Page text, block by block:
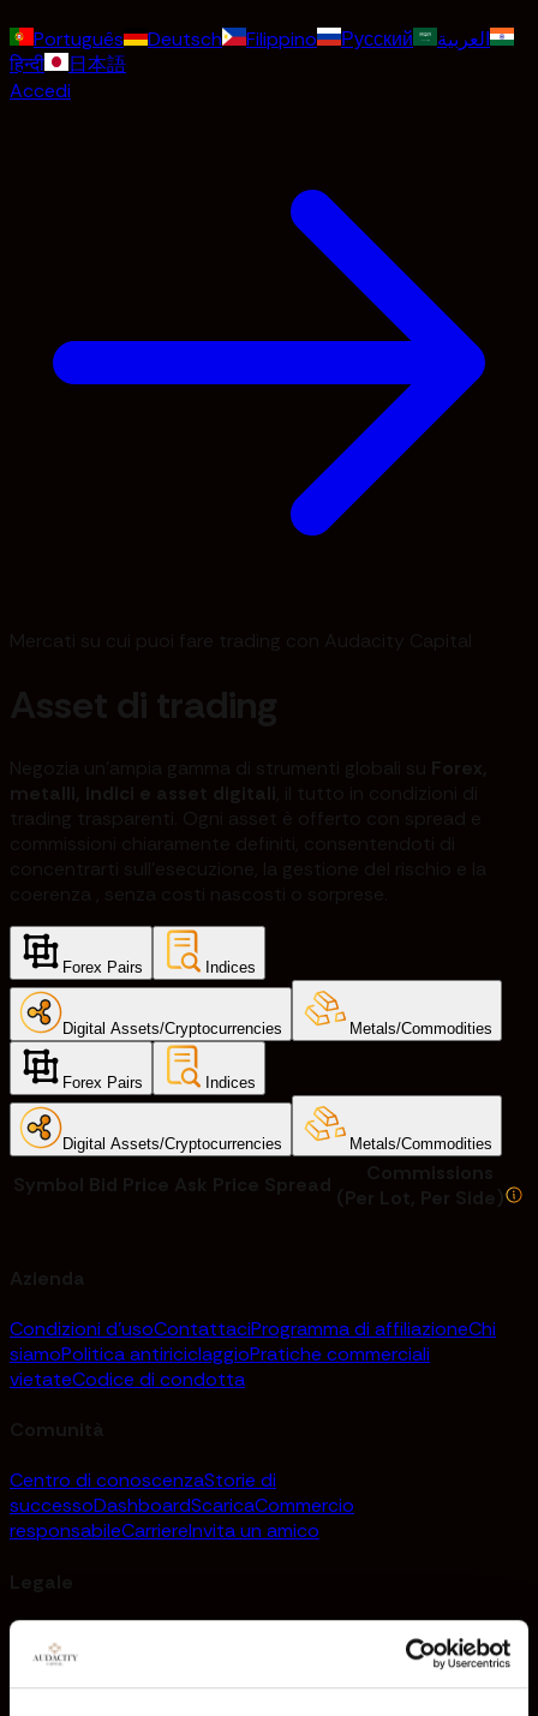
Português Deutsch Filippino Русский
العربية
हिन्दी
日本語
Accedi
Forex Pairs Indices
Digital Assets/Cryptocurrencies Metals/Commodities
Forex Pairs Indices
Digital Assets/Cryptocurrencies Metals/Commodities
Condizioni d'usoContattaciProgramma di affiliazioneChi
siamoPolitica antiriciclaggioPratiche commerciali
vietateCodice di condotta
Centro di conoscenzaStorie di
successoDashboardScaricaCommercio
responsabileCarriereInvita un amico
Termini e condizioni
Avviso di
truffaPolitica in materia di segnalazioni
Gestione dei
reclamiStampa e media